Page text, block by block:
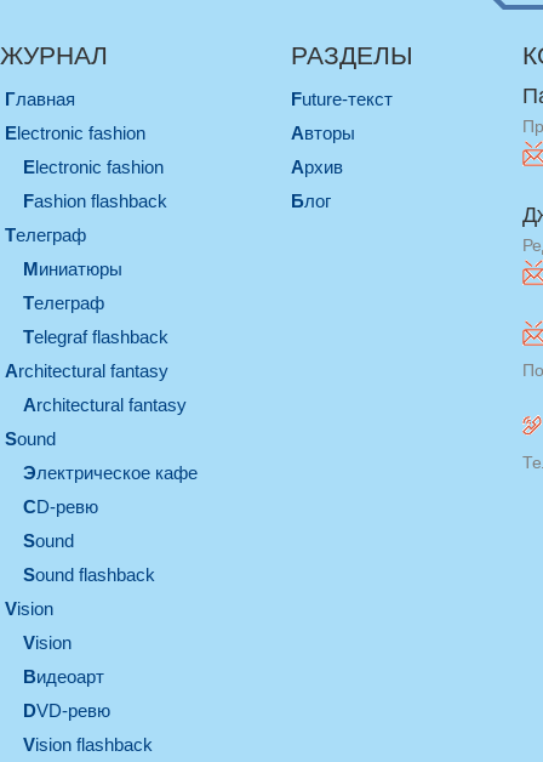
ЖУРНАЛ
Главная
electronic fashion
electronic fashion
Fashion flashback
телеграф
миниатюры
телеграф
Telegraf flashback
architectural fantasy
architectural fantasy
sound
электрическое кафе
CD-ревю
sound
Sound flashback
vision
vision
видеоарт
DVD-ревю
Vision flashback
РАЗДЕЛЫ
Future-текст
Авторы
Архив
Блог